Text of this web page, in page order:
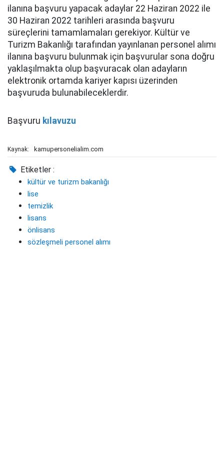
ilanına başvuru yapacak adaylar 22 Haziran 2022 ile
30 Haziran 2022 tarihleri arasında başvuru
süreçlerini tamamlamaları gerekiyor. Kültür ve
Turizm Bakanlığı tarafından yayınlanan personel alımı
ilanına başvuru bulunmak için başvurular sona doğru
yaklaşılmakta olup başvuracak olan adayların
elektronik ortamda kariyer kapısı üzerinden
başvuruda bulunabileceklerdir.
Başvuru kılavuzu
Kaynak: kamupersonelialim.com
Etiketler :
kültür ve turizm bakanlığı
lise
temizlik
lisans
önlisans
sözleşmeli personel alımı